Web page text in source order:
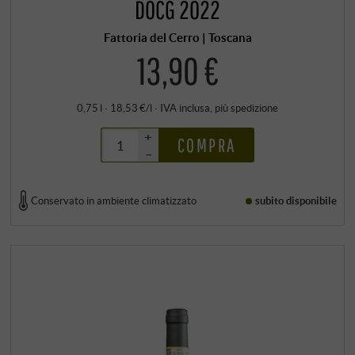
DOCG 2022
Fattoria del Cerro | Toscana
13,90 €
0,75 l · 18,53 €/l · IVA inclusa, più spedizione
+
–
COMPRA
Conservato in ambiente climatizzato subito disponibile